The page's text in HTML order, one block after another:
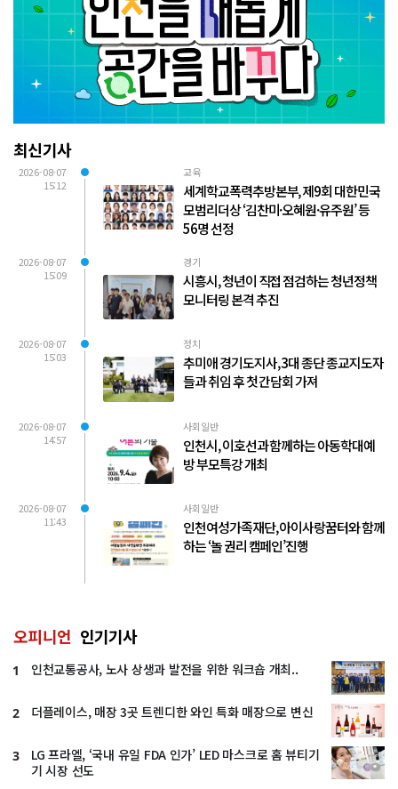
최신기사
2026-08-07
15:12
교육
세계학교폭력추방본부, 제9회 대한민국
모범리더상 ‘김찬미·오혜원·유주원’ 등
56명 선정
2026-08-07
15:09
경기
시흥시, 청년이 직접 점검하는 청년정책
모니터링 본격 추진
2026-08-07
15:03
정치
추미애 경기도지사, 3대 종단 종교지도자
들과 취임 후 첫 간담회 가져
2026-08-07
14:57
사회일반
인천시, 이호선과 함께하는 아동학대예
방 부모특강 개최
2026-08-07
11:43
사회일반
인천여성가족재단, 아이사랑꿈터와 함께
하는 ‘놀 권리 캠페인’진행
오피니언 인기기사
1 인천교통공사, 노사 상생과 발전을 위한 워크숍 개최..
2 더플레이스, 매장 3곳 트렌디한 와인 특화 매장으로 변신
3
LG 프라엘, ‘국내 유일 FDA 인가’ LED 마스크로 홈 뷰티기
기 시장 선도